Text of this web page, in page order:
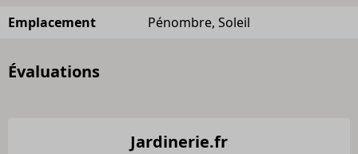
Emplacement
Pénombre, Soleil
Évaluations
Jardinerie.fr